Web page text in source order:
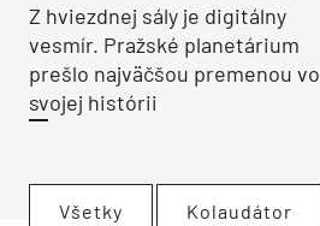
Z hviezdnej sály je digitálny
vesmír. Pražské planetárium
prešlo najväčšou premenou vo
svojej histórii
Všetky Kolaudátor